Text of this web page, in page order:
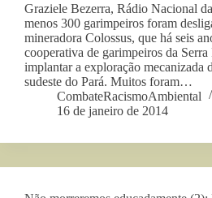
Graziele Bezerra, Rádio Nacional
menos 300 garimpeiros foram
mineradora Colossus, que há seis
cooperativa de garimpeiros da Serra
implantar a exploração mecanizada
sudeste do Pará. Muitos foram…
CombateRacismoAmbiental
16 de janeiro de 2014